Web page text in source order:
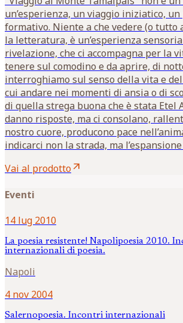
un’esperienza, un viaggio iniziatico, un
formativo. Niente a che vedere (o tutto
la letteratura, è un’esperienza
rivelazione, che ci accompagna per la
tenere sul comodino e da aprire, di
interroghiamo sul senso della vita e
cui andare nei momenti di ansia o di
di quella strega buona che è stata Etel
danno risposte, ma ci consolano,
nostro cuore, producono pace
indicarci non la strada, ma
Vai al prodottoarrow_outward
Eventi
14 lug 2010
La poesia resistente! Napolipoesia 2010.
internazionali di poesia.
Napoli
4 nov 2004
Salernopoesia. Incontri internazionali